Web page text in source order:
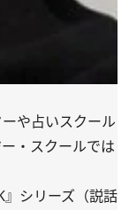
や占いスクール
・スクールでは
シリーズ（説話